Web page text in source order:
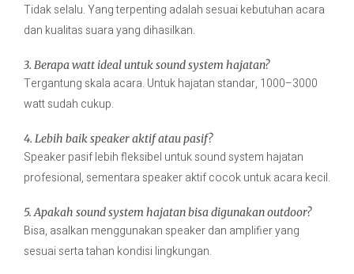
Tidak selalu. Yang terpenting adalah sesuai kebutuhan acara
dan kualitas suara yang dihasilkan.
3. Berapa watt ideal untuk sound system hajatan?
Tergantung skala acara. Untuk hajatan standar, 1000–3000
watt sudah cukup.
4. Lebih baik speaker aktif atau pasif?
Speaker pasif lebih fleksibel untuk sound system hajatan
profesional, sementara speaker aktif cocok untuk acara kecil.
5. Apakah sound system hajatan bisa digunakan outdoor?
Bisa, asalkan menggunakan speaker dan amplifier yang
sesuai serta tahan kondisi lingkungan.